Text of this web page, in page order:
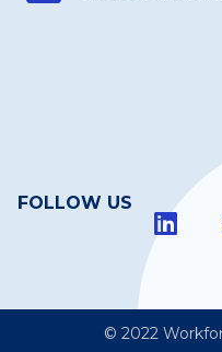
FOLLOW US
© 2022